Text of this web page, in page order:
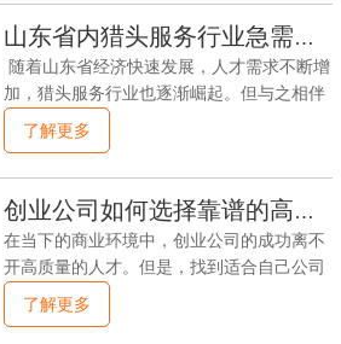
告和排行榜了解不同公司的优势和特点，选
择适合自己的猎头公司。社交媒体和专业平
台：在LinkedIn、人才招聘平台和创业社区
等专业平台上搜索和关注猎头公司，了解它
们的专业背景、
择猎头公司以避免被骗。首先，客户需要了
解猎头公司的背景和信誉。在选择猎头公司
之前，客户应该首先了解猎头公司的背景和
信誉。他们可以通过互联网搜索和咨询其他
客户来了解猎头公司的信誉。如果猎头公司
的信誉良好，客户就可以放心地与他们合
作。另外，客户应该检查猎头公司的法律和
注册证件是否齐全，以保障自己的利益。其
次，客户需要了解猎头公司的服务内容和能
力。客户在选择猎头公司时，应该注意了解
猎头公司的服务内容和能力。
山东省内猎头服务行业急需哪些改革？
随着山东省经济快速发展，人才需求不断增
加，猎头服务行业也逐渐崛起。但与之相伴
随的，是猎头服务行业存在的一系列问题。
为了更好的推动猎头行业持续健康发展，山
业准入门槛当前，山东省内猎头服务行业准
入门槛比较低。只需简单的注册即可成立猎
头公司，导致市场竞争激烈，行业乱象丛
生。为了保证市场的品质和健康发展，猎头
服务行业需要加强准入门槛的管理。可以参
考其他地区实施的政策，比如设置资本金要
了解更多
创业公司如何选择靠谱的高级人才猎头公司？
在当下的商业环境中，创业公司的成功离不
开高质量的人才。但是，找到适合自己公司
需求，又能够胜任该职位的人才，对于创业
公司而言却有着很大的挑战。毕竟，公司在
了解更多